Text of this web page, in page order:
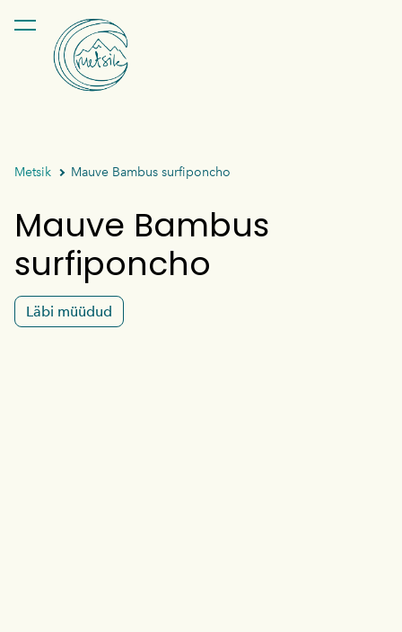
lisati ostukorvi.
Metsik Mauve Bambus surfiponcho
Mauve Bambus
surfiponcho
Läbi müüdud